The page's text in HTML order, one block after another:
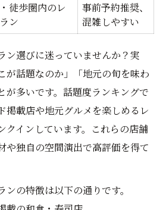
徒歩圏内のレ
ン
事前予約推奨、
混雑しやすい
ン選びに迷っていませんか？実
が話題なのか」「地元の旬を味わ
が多いです。話題度ランキングで
掲載店や地元グルメを楽しめるレ
クインしています。これらの店舗
や独自の空間演出で高評価を得て
の特徴は以下の通りです。